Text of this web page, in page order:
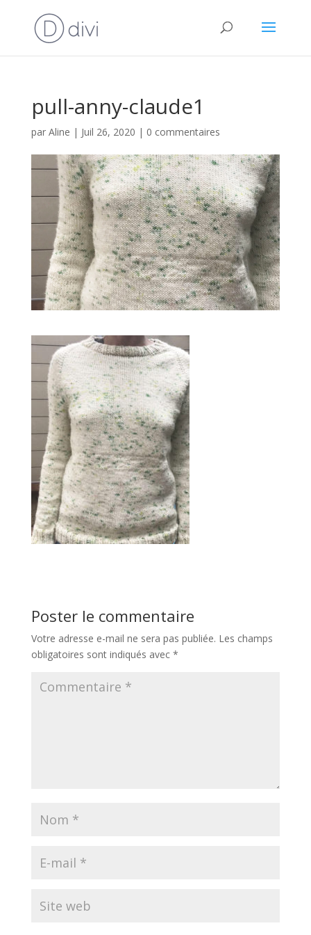
pull-anny-claude1
par Aline | Juil 26, 2020 | 0 commentaires
Poster le commentaire
Votre adresse e-mail ne sera pas publiée. Les champs
obligatoires sont indiqués avec *